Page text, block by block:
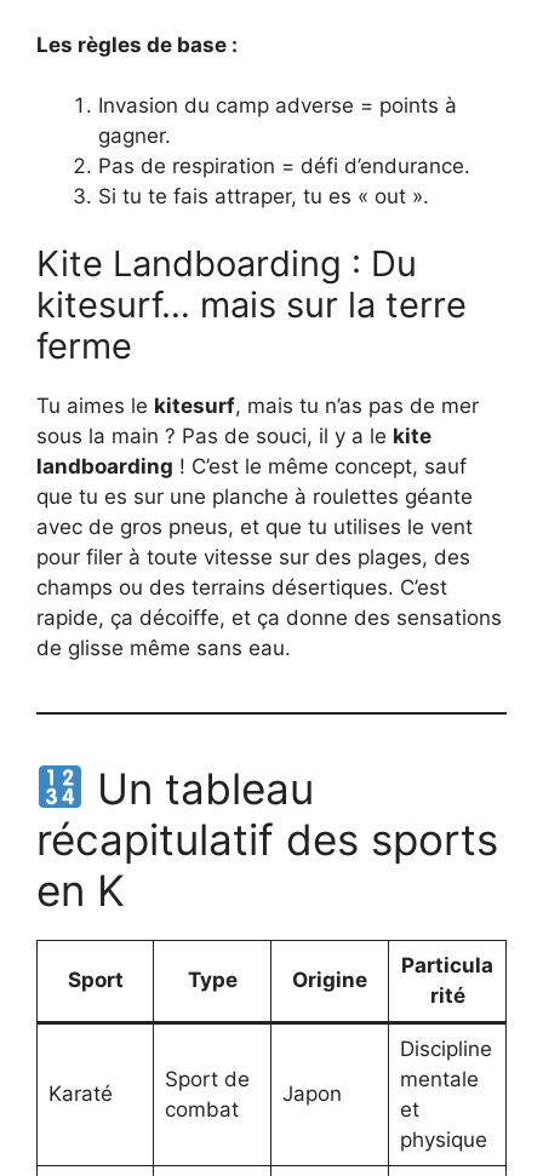
Les règles de base :
Invasion du camp adverse = points à
gagner.
Pas de respiration = défi d’endurance.
Si tu te fais attraper, tu es « out ».
Kite Landboarding : Du
kitesurf… mais sur la terre
ferme
Tu aimes le kitesurf, mais tu n’as pas de mer
sous la main ? Pas de souci, il y a le kite
landboarding ! C’est le même concept, sauf
que tu es sur une planche à roulettes géante
avec de gros pneus, et que tu utilises le vent
pour filer à toute vitesse sur des plages, des
champs ou des terrains désertiques. C’est
rapide, ça décoiffe, et ça donne des sensations
de glisse même sans eau.
Un tableau
récapitulatif des sports
en K
Sport Type Origine
Particula
rité
Karaté
Sport de
combat
Japon
Discipline
mentale
et
physique